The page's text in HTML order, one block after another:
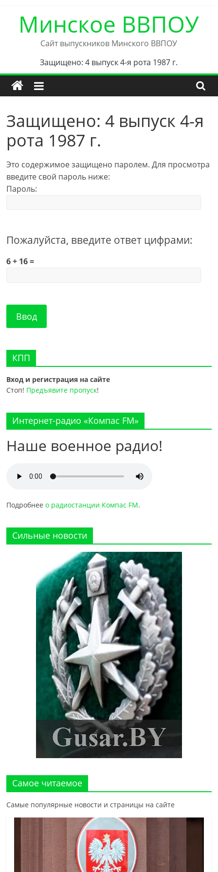
contentМинское ВВПОУ
Сайт выпускников Минского ВВПОУ
Защищено: 4 выпуск 4-я рота 1987 г.
Защищено: 4 выпуск 4-я
рота 1987 г.
Это содержимое защищено паролем. Для просмотра
введите свой пароль ниже:
Пароль:
Пожалуйста, введите ответ цифрами:
6 + 16 =
КПП
Вход и регистрация на сайте
Стоп! Предъявите пропуск!
Интернет-радио «Компас FM»
Наше военное радио!
Подробнеео радиостанции Компас FM.
Сильные новости
Самое читаемое
Самые популярные новости и страницы на сайте